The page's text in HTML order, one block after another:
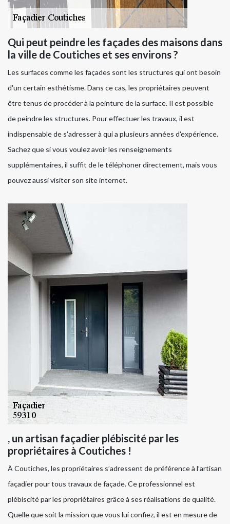
Qui peut peindre les façades des maisons dans
la ville de Coutiches et ses environs ?
Les surfaces comme les façades sont les structures qui ont besoin
d'un certain esthétisme. Dans ce cas, les propriétaires peuvent
être tenus de procéder à la peinture de la surface. Il est possible
de peindre les structures. Pour effectuer les travaux, il est
indispensable de s'adresser à qui a plusieurs années d'expérience.
Sachez que si vous voulez avoir les renseignements
supplémentaires, il suffit de le téléphoner directement, mais vous
pouvez aussi visiter son site internet.
, un artisan façadier plébiscité par les
propriétaires à Coutiches !
À Coutiches, les propriétaires s’adressent de préférence à l’artisan
façadier pour tous travaux de façade. Ce professionnel est
plébiscité par les propriétaires grâce à ses réalisations de qualité.
Quelle que soit la mission que vous lui confiez, il est en mesure de